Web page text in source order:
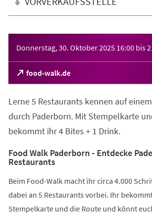
Donnerstag, 30. Oktober 2025 16:00 bis
food-walk.de
(Öffnet
in
neuen
Tab)
Lerne 5 Restaurants kennen auf
durch Paderborn. Mit Stempelkarte
bekommt ihr 4 Bites + 1 Drink.
Food Walk Paderborn - Entdecke
Restaurants
Beim Food-Walk macht ihr circa 4.000
dabei an 5 Restaurants vorbei. Ihr
Stempelkarte und die Route und könnt